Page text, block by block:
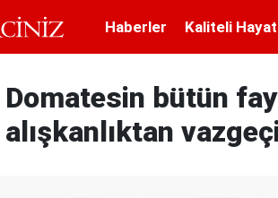
Haberler Kaliteli Hayat
Domatesin bütün
alışkanlıktan